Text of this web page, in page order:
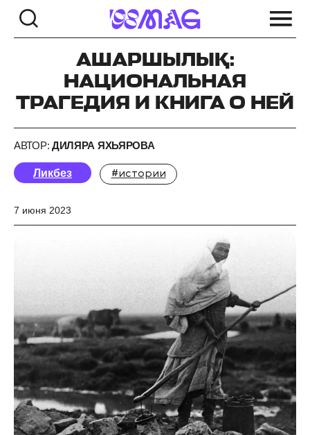
АШАРШЫЛЫҚ:
НАЦИОНАЛЬНАЯ
ТРАГЕДИЯ И КНИГА О НЕЙ
АВТОР: ДИЛЯРА ЯХЬЯРОВА
Ликбез #истории
7 июня 2023